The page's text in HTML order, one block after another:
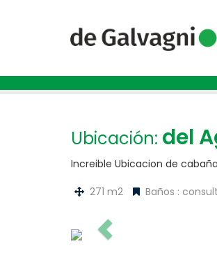
Ubicación: del
Increible Ubicacion de
271 m2
Baños :